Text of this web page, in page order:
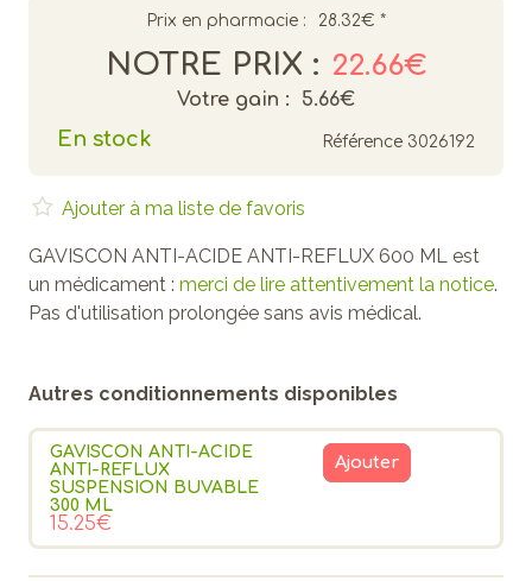
GAVISCON ANTI-ACIDE ANTI-REFLUX 600 ML est
un médicament : merci de lire attentivement la notice.
Pas d'utilisation prolongée sans avis médical.
Prix en pharmacie : 28.32€ *
NOTRE PRIX : 22.66€
Votre gain : 5.66€
En stock Référence 3026192
Ajouter à ma liste de favoris
Autres conditionnements disponibles
GAVISCON ANTI-ACIDE
ANTI-REFLUX
SUSPENSION BUVABLE
300 ML
15.25€
Ajouter